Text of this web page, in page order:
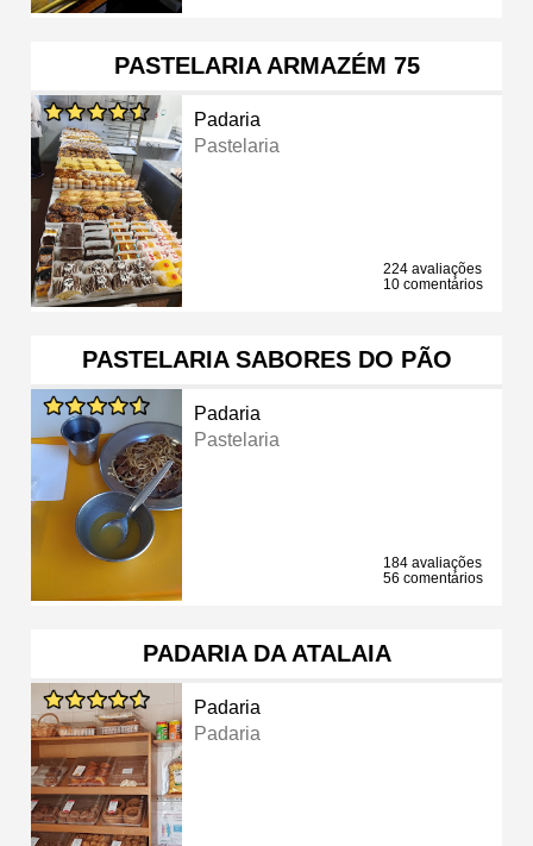
PASTELARIA ARMAZÉM 75
Padaria
Pastelaria
224 avaliações
10 comentários
PASTELARIA SABORES DO PÃO
Padaria
Pastelaria
184 avaliações
56 comentários
PADARIA DA ATALAIA
Padaria
Padaria